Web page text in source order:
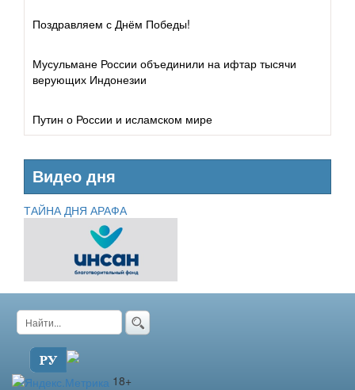
Поздравляем с Днём Победы!
Мусульмане России объединили на ифтар тысячи
верующих Индонезии
Путин о России и исламском мире
Видео дня
ТАЙНА ДНЯ АРАФА
18+